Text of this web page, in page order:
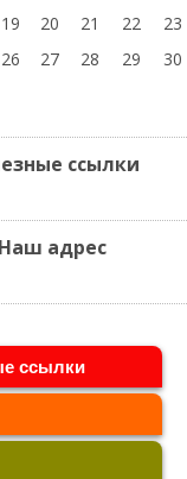
19 20 21 22
23
26 27 28 29
30
ссылки
Наш адрес
ссылки